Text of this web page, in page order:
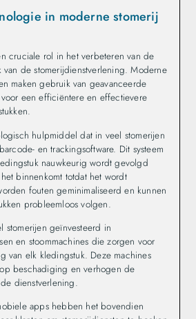
in moderne stomerij
cruciale rol in het verbeteren van de
van de stomerijdienstverlening. Moderne
maken gebruik van geavanceerde
een efficiëntere en effectievere
hulpmiddel dat in veel stomerijen
en trackingsoftware. Dit systeem
nauwkeurig wordt gevolgd
binnenkomt totdat het wordt
fouten geminimaliseerd en kunnen
probleemloos volgen.
stomerijen geïnvesteerd in
en stoommachines die zorgen voor
van elk kledingstuk. Deze machines
beschadiging en verhogen de
dienstverlening.
apps hebben het bovendien